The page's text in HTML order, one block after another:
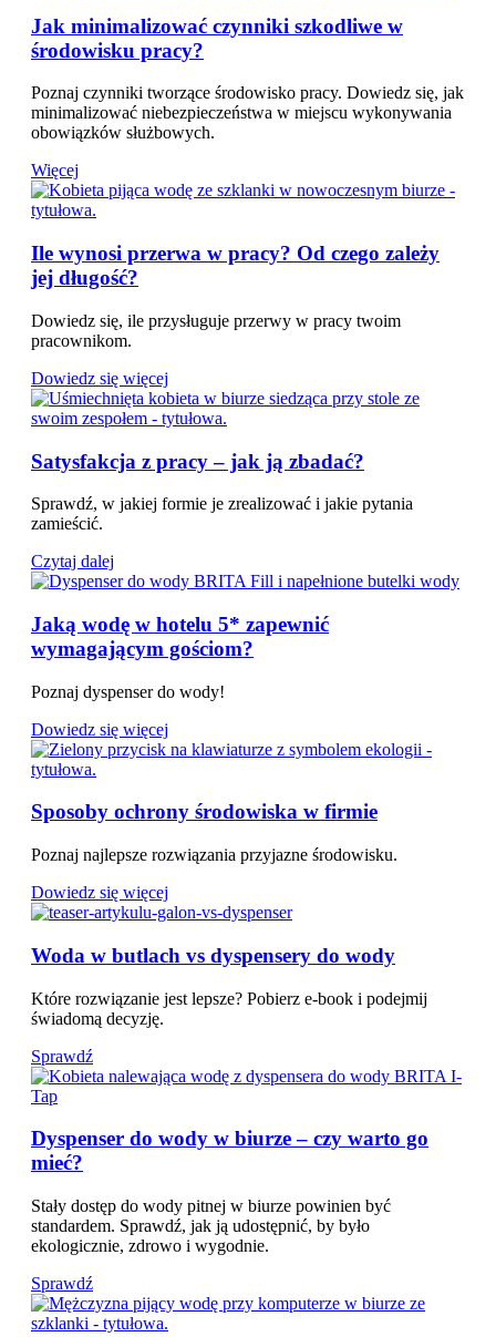
Jak minimalizować czynniki szkodliwe w
środowisku pracy?
Poznaj czynniki tworzące środowisko pracy. Dowiedz się, jak
minimalizować niebezpieczeństwa w miejscu wykonywania
obowiązków służbowych.
Więcej
Ile wynosi przerwa w pracy? Od czego zależy
jej długość?
Dowiedz się, ile przysługuje przerwy w pracy twoim
pracownikom.
Dowiedz się więcej
Satysfakcja z pracy – jak ją zbadać?
Sprawdź, w jakiej formie je zrealizować i jakie pytania
zamieścić.
Czytaj dalej
Jaką wodę w hotelu 5* zapewnić
wymagającym gościom?
Poznaj dyspenser do wody!
Dowiedz się więcej
Sposoby ochrony środowiska w firmie
Poznaj najlepsze rozwiązania przyjazne środowisku.
Dowiedz się więcej
Woda w butlach vs dyspensery do wody
Które rozwiązanie jest lepsze? Pobierz e-book i podejmij
świadomą decyzję.
Sprawdź
Dyspenser do wody w biurze – czy warto go
mieć?
Stały dostęp do wody pitnej w biurze powinien być
standardem. Sprawdź, jak ją udostępnić, by było
ekologicznie, zdrowo i wygodnie.
Sprawdź